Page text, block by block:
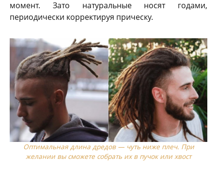
момент. Зато натуральные носят годами,
периодически корректируя прическу.
Оптимальная длина дредов — чуть ниже плеч. При
желании вы сможете собрать их в пучок или хвост